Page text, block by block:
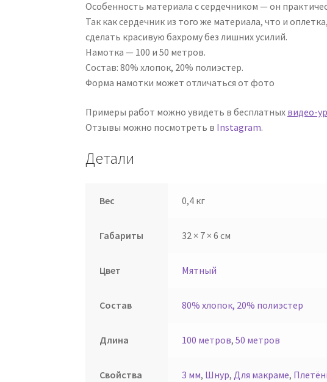
Особенность материала с сердечником — он
Так как сердечник из того же материала, что и
сделать красивую бахрому без лишних усилий.
Намотка — 100 и 50 метров.
Состав: 80% хлопок, 20% полиэстер.
Форма намотки может отличаться от фото
Примеры работ можно увидеть в бесплатных видео-
Отзывы можно посмотреть в Instagram.
Детали
Вес 0,4 кг
Габариты 32 × 7 × 6 см
Цвет Мятный
Состав 80% хлопок, 20% полиэстер
Длина 100 метров, 50 метров
Свойства 3 мм, Шнур, Для макраме,